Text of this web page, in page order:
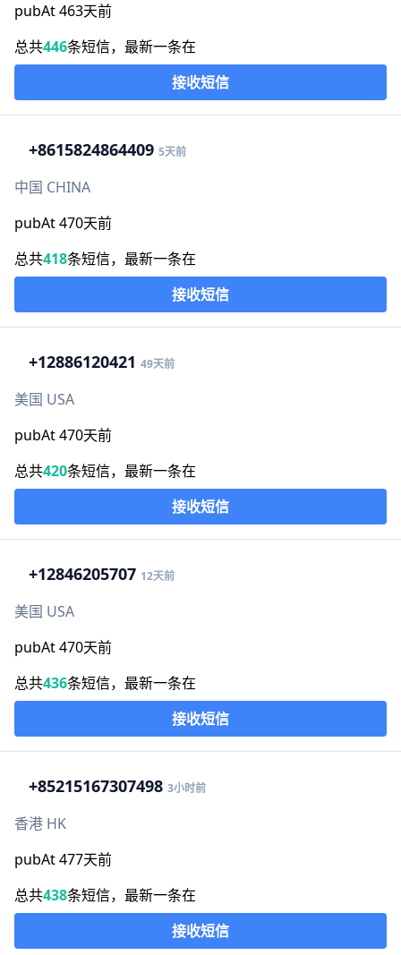
pubAt 463天前
总共446条短信，最新一条在
接收短信
+8615824864409 5天前
中国 CHINA
pubAt 470天前
总共418条短信，最新一条在
接收短信
+12886120421 49天前
美国 USA
pubAt 470天前
总共420条短信，最新一条在
接收短信
+12846205707 12天前
美国 USA
pubAt 470天前
总共436条短信，最新一条在
接收短信
+85215167307498 3小时前
香港 HK
pubAt 477天前
总共438条短信，最新一条在
接收短信